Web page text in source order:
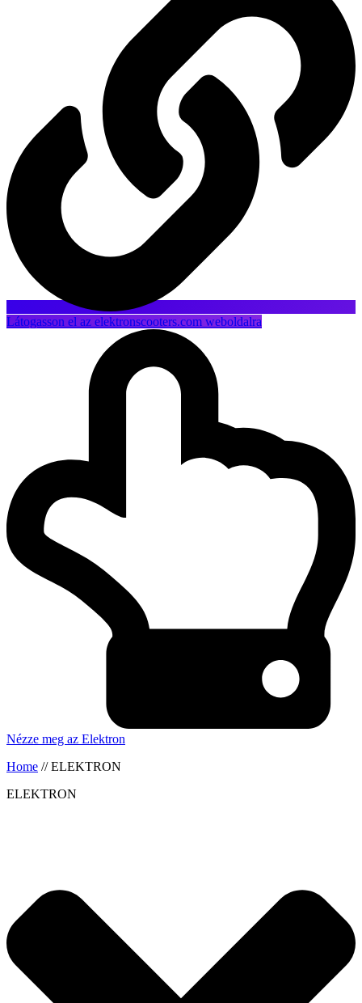
Látogasson el az elektronscooters.com weboldalra
Nézze meg az Elektron
Home //ELEKTRON
ELEKTRON